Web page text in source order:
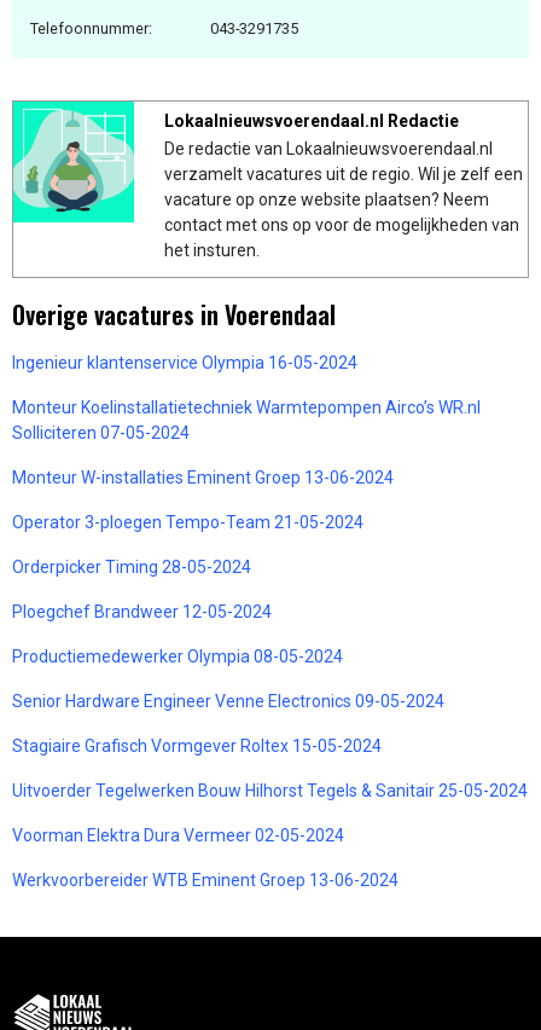
Telefoonnummer: 043-3291735
Lokaalnieuwsvoerendaal.nl Redactie
De redactie van Lokaalnieuwsvoerendaal.nl
verzamelt vacatures uit de regio. Wil je zelf een
vacature op onze website plaatsen? Neem
contact met ons op voor de mogelijkheden van
het insturen.
Overige vacatures in Voerendaal
Ingenieur klantenservice Olympia 16-05-2024
Monteur Koelinstallatietechniek Warmtepompen Airco’s WR.nl
Solliciteren 07-05-2024
Monteur W-installaties Eminent Groep 13-06-2024
Operator 3-ploegen Tempo-Team 21-05-2024
Orderpicker Timing 28-05-2024
Ploegchef Brandweer 12-05-2024
Productiemedewerker Olympia 08-05-2024
Senior Hardware Engineer Venne Electronics 09-05-2024
Stagiaire Grafisch Vormgever Roltex 15-05-2024
Uitvoerder Tegelwerken Bouw Hilhorst Tegels & Sanitair 25-05-2024
Voorman Elektra Dura Vermeer 02-05-2024
Werkvoorbereider WTB Eminent Groep 13-06-2024